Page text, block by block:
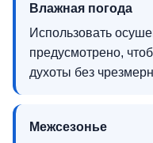
Влажная погода
Использовать
предусмотрено,
духоты без
Межсезонье